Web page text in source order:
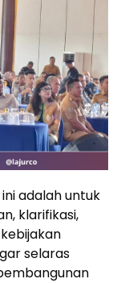
adalah untuk
klarifikasi,
selaras